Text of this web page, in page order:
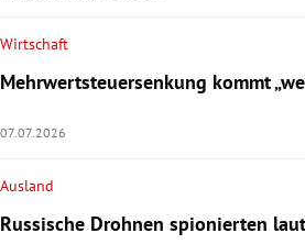
Wirtschaft
Mehrwertsteuersenkung kommt
07.07.2026
Ausland
Russische Drohnen spionierten